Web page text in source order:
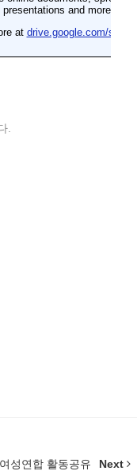
.
성연합 활동공유 Next